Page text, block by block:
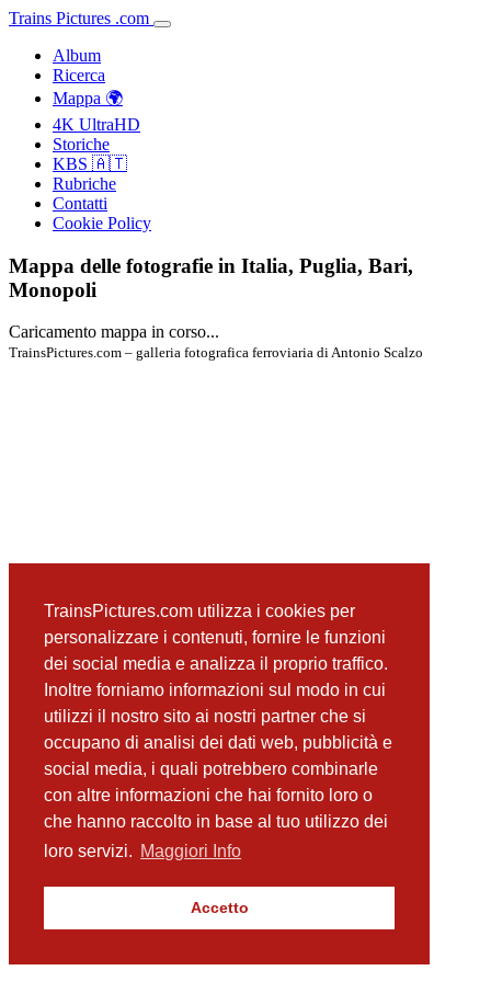
TrainsPictures.com utilizza i cookies per
personalizzare i contenuti, fornire le funzioni
dei social media e analizza il proprio traffico.
Inoltre forniamo informazioni sul modo in cui
utilizzi il nostro sito ai nostri partner che si
occupano di analisi dei dati web, pubblicità e
social media, i quali potrebbero combinarle
con altre informazioni che hai fornito loro o
che hanno raccolto in base al tuo utilizzo dei
loro servizi. Maggiori Info
Accetto
Trains Pictures .com
Album
Ricerca
Mappa 🌍
4K UltraHD
Storiche
KBS 🇦🇹
Rubriche
Contatti
Cookie Policy
Mappa delle fotografie in Italia, Puglia, Bari,
Monopoli
Caricamento mappa in corso...
TrainsPictures.com – galleria fotografica ferroviaria di Antonio Scalzo